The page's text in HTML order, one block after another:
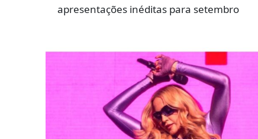
apresentações inéditas para setembro